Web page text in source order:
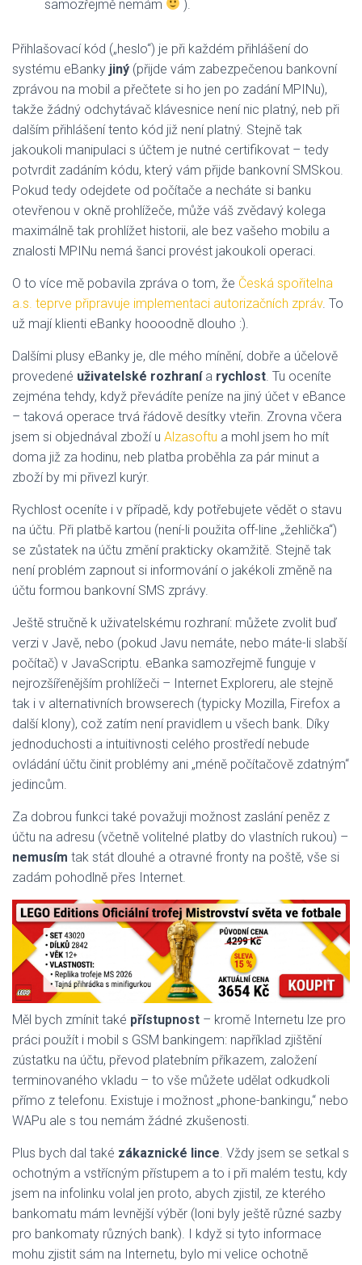
samozřejmě nemám
).
Přihlašovací kód („heslo“) je při každém přihlášení do
systému eBanky jiný (přijde vám zabezpečenou bankovní
zprávou na mobil a přečtete si ho jen po zadání MPINu),
takže žádný odchytávač klávesnice není nic platný, neb při
dalším přihlášení tento kód již není platný. Stejně tak
jakoukoli manipulaci s účtem je nutné certifikovat – tedy
potvrdit zadáním kódu, který vám přijde bankovní SMSkou.
Pokud tedy odejdete od počítače a necháte si banku
otevřenou v okně prohlížeče, může váš zvědavý kolega
maximálně tak prohlížet historii, ale bez vašeho mobilu a
znalosti MPINu nemá šanci provést jakoukoli operaci.
O to více mě pobavila zpráva o tom, že Česká spořitelna
a.s. teprve připravuje implementaci autorizačních zpráv. To
už mají klienti eBanky hoooodně dlouho :).
Dalšími plusy eBanky je, dle mého mínění, dobře a účelově
provedené uživatelské rozhranía rychlost . Tu oceníte
zejména tehdy, když převádíte peníze na jiný účet v eBance
– taková operace trvá řádově desítky vteřin. Zrovna včera
jsem si objednával zboží u Alzasoftu a mohl jsem ho mít
doma již za hodinu, neb platba proběhla za pár minut a
zboží by mi přivezl kurýr.
Rychlost oceníte i v případě, kdy potřebujete vědět o stavu
na účtu. Při platbě kartou (není-li použita off-line „žehlička“)
se zůstatek na účtu změní prakticky okamžitě. Stejně tak
není problém zapnout si informování o jakékoli změně na
účtu formou bankovní SMS zprávy.
Ještě stručně k uživatelskému rozhraní: můžete zvolit buď
verzi v Javě, nebo (pokud Javu nemáte, nebo máte-li slabší
počítač) v JavaScriptu. eBanka samozřejmě funguje v
nejrozšířenějším prohlížeči – Internet Exploreru, ale stejně
tak i v alternativních browserech (typicky Mozilla, Firefox a
další klony), což zatím není pravidlem u všech bank. Díky
jednoduchosti a intuitivnosti celého prostředí nebude
ovládání účtu činit problémy ani „méně počítačově zdatným“
jedincům.
Za dobrou funkci také považuji možnost zaslání peněz z
účtu na adresu (včetně volitelné platby do vlastních rukou) –
nemusím tak stát dlouhé a otravné fronty na poště, vše si
zadám pohodlně přes Internet.
Měl bych zmínit také přístupnost – kromě Internetu lze pro
práci použít i mobil s GSM bankingem: například zjištění
zústatku na účtu, převod platebním příkazem, založení
terminovaného vkladu – to vše můžete udělat odkudkoli
přímo z telefonu. Existuje i možnost „phone-bankingu,“ nebo
WAPu ale s tou nemám žádné zkušenosti.
Plus bych dal také zákaznické lince. Vždy jsem se setkal s
ochotným a vstřícným přístupem a to i při malém testu, kdy
jsem na infolinku volal jen proto, abych zjistil, ze kterého
bankomatu mám levnější výběr (loni byly ještě různé sazby
pro bankomaty různých bank). I když si tyto informace
mohu zjistit sám na Internetu, bylo mi velice ochotně